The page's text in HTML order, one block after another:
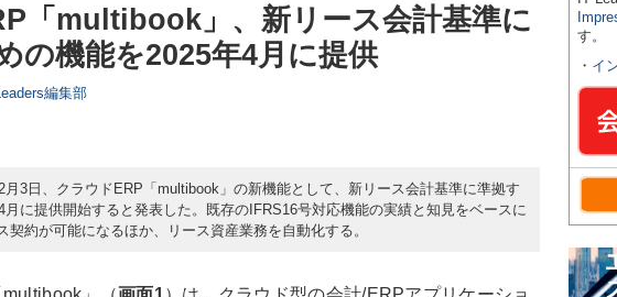
「multibook」、新リース会計基準に
の機能を2025年4月に提供
編集部
月3日、クラウドERP「multibook」の新機能として、新リース会計基準に準拠す
月に提供開始すると発表した。既存のIFRS16号対応機能の実績と知見をベースに
契約が可能になるほか、リース資産業務を自動化する。
す。
・ イ